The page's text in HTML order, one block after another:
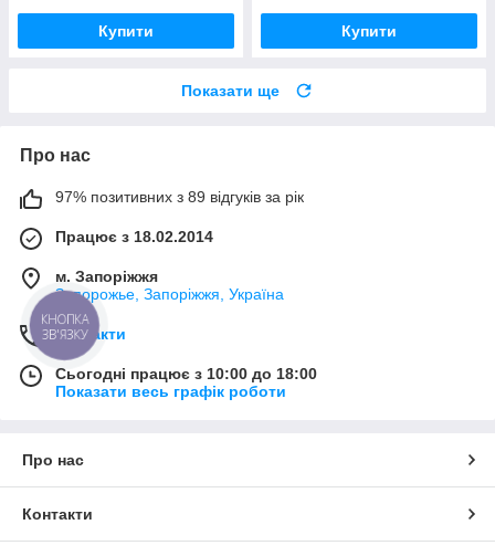
Купити Купити
Показати ще
Про нас
97% позитивних з 89 відгуків за рік
Працює з 18.02.2014
м. Запоріжжя
Запорожье, Запоріжжя, Україна
Контакти
Сьогодні працює з 10:00 до 18:00
Показати весь графік роботи
Про нас
Контакти
КНОПКА
ЗВ'ЯЗКУ